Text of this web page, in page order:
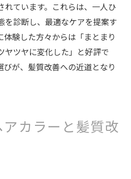
・トリートメントで実現す
髪質改善トレンドを解説
選びで変わる地域の髪事情
髪を育む地域の最新動向
れています。これらは、一人ひ
を診断し、最適なケアを提案す
体験した方々からは「まとまり
ヤツヤに変化した」と好評で
びが、髪質改善への近道となり
カラーと髪質改